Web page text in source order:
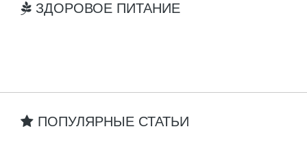
ЗДОРОВОЕ ПИТАНИЕ
ПОПУЛЯРНЫЕ СТАТЬИ